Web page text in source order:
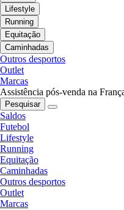
Lifestyle
Running
Equitação
Caminhadas
Outros desportos
Outlet
Marcas
Assistência pós-venda na
Pesquisar
Saldos
Futebol
Lifestyle
Running
Equitação
Caminhadas
Outros desportos
Outlet
Marcas